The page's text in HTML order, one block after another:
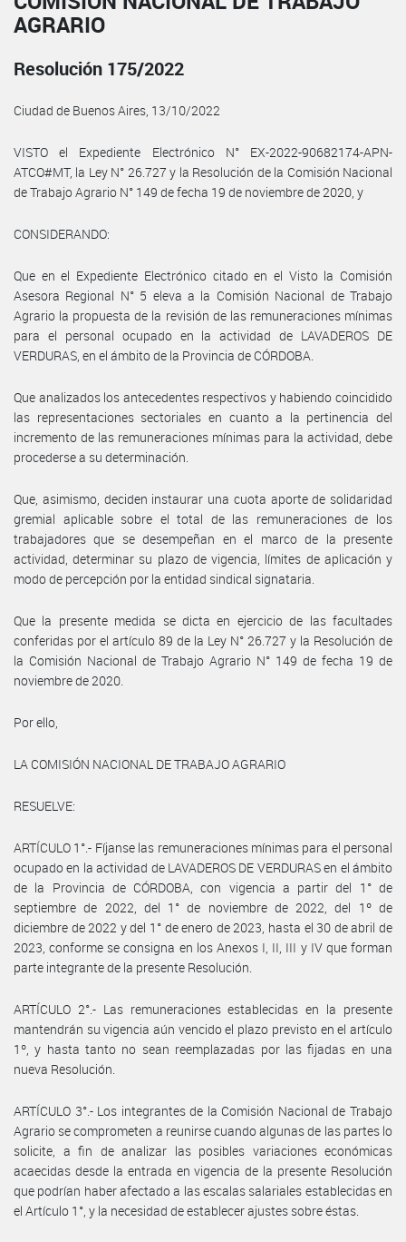
AGRARIO
Resolución 175/2022
Ciudad de Buenos Aires, 13/10/2022
VISTO el Expediente Electrónico N° EX-2022-90682174-APN-
ATCO#MT, la Ley N° 26.727 y la Resolución de la Comisión Nacional
de Trabajo Agrario N° 149 de fecha 19 de noviembre de 2020, y
CONSIDERANDO:
Que en el Expediente Electrónico citado en el Visto la Comisión
Asesora Regional N° 5 eleva a la Comisión Nacional de Trabajo
Agrario la propuesta de la revisión de las remuneraciones mínimas
para el personal ocupado en la actividad de LAVADEROS DE
VERDURAS, en el ámbito de la Provincia de CÓRDOBA.
Que analizados los antecedentes respectivos y habiendo coincidido
las representaciones sectoriales en cuanto a la pertinencia del
incremento de las remuneraciones mínimas para la actividad, debe
procederse a su determinación.
Que, asimismo, deciden instaurar una cuota aporte de solidaridad
gremial aplicable sobre el total de las remuneraciones de los
trabajadores que se desempeñan en el marco de la presente
actividad, determinar su plazo de vigencia, límites de aplicación y
modo de percepción por la entidad sindical signataria.
Que la presente medida se dicta en ejercicio de las facultades
conferidas por el artículo 89 de la Ley N° 26.727 y la Resolución de
la Comisión Nacional de Trabajo Agrario N° 149 de fecha 19 de
noviembre de 2020.
Por ello,
LA COMISIÓN NACIONAL DE TRABAJO AGRARIO
RESUELVE:
ARTÍCULO 1°.- Fíjanse las remuneraciones mínimas para el personal
ocupado en la actividad de LAVADEROS DE VERDURAS en el ámbito
de la Provincia de CÓRDOBA, con vigencia a partir del 1° de
septiembre de 2022, del 1° de noviembre de 2022, del 1º de
diciembre de 2022 y del 1° de enero de 2023, hasta el 30 de abril de
2023, conforme se consigna en los Anexos I, II, III y IV que forman
parte integrante de la presente Resolución.
ARTÍCULO 2°.- Las remuneraciones establecidas en la presente
mantendrán su vigencia aún vencido el plazo previsto en el artículo
1º, y hasta tanto no sean reemplazadas por las fijadas en una
nueva Resolución.
ARTÍCULO 3°.- Los integrantes de la Comisión Nacional de Trabajo
Agrario se comprometen a reunirse cuando algunas de las partes lo
solicite, a fin de analizar las posibles variaciones económicas
acaecidas desde la entrada en vigencia de la presente Resolución
que podrían haber afectado a las escalas salariales establecidas en
el Artículo 1°, y la necesidad de establecer ajustes sobre éstas.